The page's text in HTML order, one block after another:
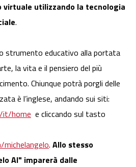
virtuale utilizzando la tecnologia
.
strumento educativo alla portata
la vita e il pensiero del più
Chiunque potrà porgli delle
è l’inglese, andando sui siti:
it/home e cliccando sul tasto
. Allo stesso
AI" imparerà dalle